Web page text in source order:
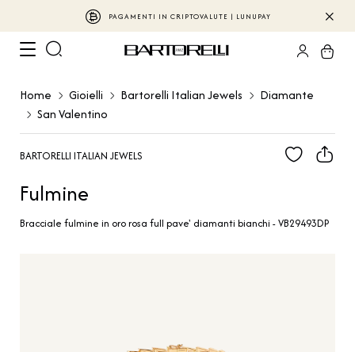
PAGAMENTI IN CRIPTOVALUTE | LUNUPAY
Home Gioielli Bartorelli Italian Jewels
Diamante
San Valentino
BARTORELLI ITALIAN JEWELS
Fulmine
Bracciale fulmine in oro rosa full pave' diamanti bianchi - VB29493DP